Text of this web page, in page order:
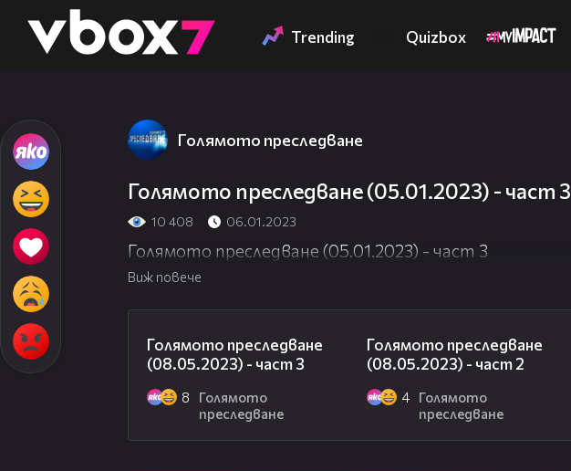
👾 Trending Quizbox
Голямото преследване
Голямото преследване (05.01.2023) - част 3
10 408 06.01.2023
Голямото преследване (05.01.2023) - част 3
Виж повече
Голямото преследване
(08.05.2023) - част 3
8
Голямото
преследване
Голямото преследване
(08.05.2023) - част 2
4
Голямото
преследване